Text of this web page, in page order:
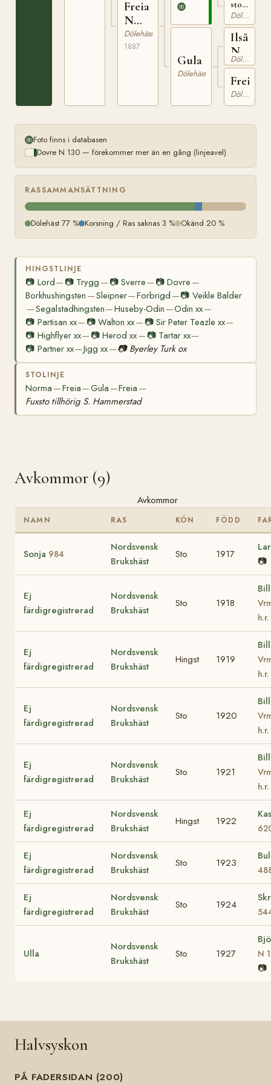
Freia
N
263
Dölehäst
1887
Gula
Dölehäst
sto
född
omkring
1852
på
Holaaker
Dölehäst
N
109
Dölehäst
Freia
Dölehäst
Foto finns i databasen
Dovre N 130 — förekommer mer än en gång (linjeavel)
RASSAMMANSÄTTNING
Dölehäst 77 % Korsning / Ras saknas 3 % Okänd 20 %
HINGSTLINJE
📷 Lord— 📷 Trygg — 📷 Sverre— 📷 Dovre —
Borkhushingsten —Sleipner—Forbrigd —📷 Veikle Balder
—Segalstadhingsten—Huseby-Odin —Odin xx—
📷 Partisan xx— 📷Walton xx— 📷 Sir Peter Teazle xx—
📷 Highflyer xx— 📷Herod xx— 📷 Tartar xx—
📷 Partner xx—Jigg xx—📷 Byerley Turk ox
STOLINJE
Norma —Freia—Gula —Freia —
Fuxsto tillhörig S. Hammerstad
Avkommor (9)
Avkommor
NAMN RAS KÖN FÖDD
Sonja 984
Nordsvensk
Brukshäst
Sto 1917
📷
Ej
färdigregistrerad
Nordsvensk
Brukshäst
Sto 1918
Bill
Ej
färdigregistrerad
Nordsvensk
Brukshäst
Hingst 1919
Bill
Ej
färdigregistrerad
Nordsvensk
Brukshäst
Sto 1920
Bill
Ej
färdigregistrerad
Nordsvensk
Brukshäst
Sto 1921
Bill
Ej
färdigregistrerad
Nordsvensk
Brukshäst
Hingst 1922
Ej
färdigregistrerad
Nordsvensk
Brukshäst
Sto 1923
Ej
färdigregistrerad
Nordsvensk
Brukshäst
Sto 1924
Ulla
Nordsvensk
Brukshäst
Sto 1927 N
📷
Halvsyskon
PÅ FADERSIDAN (200)